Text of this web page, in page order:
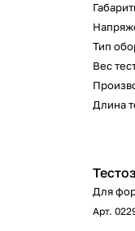
Тип
Вес
Длина
Для
Арт.